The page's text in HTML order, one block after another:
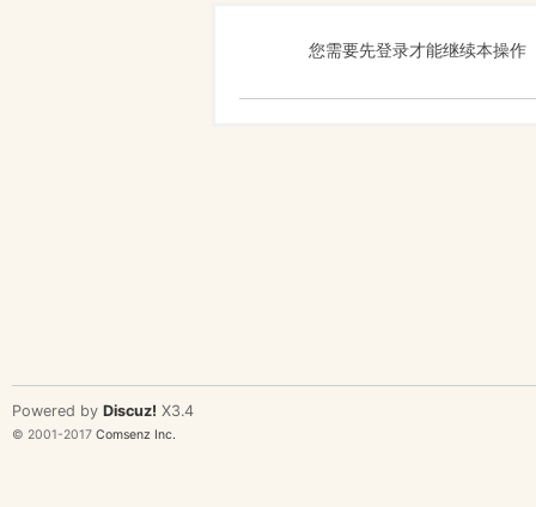
您需要先登录才能继续本操作
Powered by Discuz! X3.4
© 2001-2017 Comsenz Inc.